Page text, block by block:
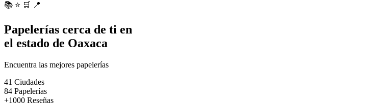
📚 ⭐ 🛒 📍
Papelerías cerca de ti en
el estado de Oaxaca
Encuentra las mejores papelerías
41 Ciudades
84 Papelerías
+1000 Reseñas